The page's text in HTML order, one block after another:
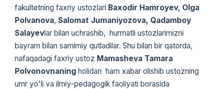
fakultetning faxriy ustozlari Baxodir Hamroyev, Olga
Polvanova, Salomat Jumaniyozova, Qadamboy
Salayevlar bilan uchrashib, hurmatli ustozlarimizni
bayram bilan samimiy qutladilar. Shu bilan bir qatorda,
nafaqadagi faxriy ustoz Mamasheva Tamara
Polvonovnaning holidan ham xabar olishib ustozning
umr yo'li va ilmiy-pedagogik faoliyati borasida